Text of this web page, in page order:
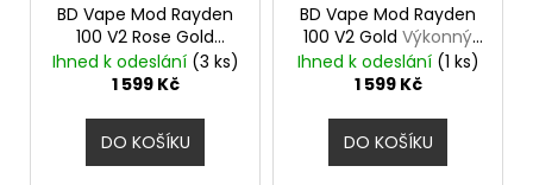
BD Vape Mod Rayden
100 V2 Rose Gold
Výkonný značkový
elektronický Grip
Ihned k odeslání (3 ks)
1 599 Kč
DO KOŠÍKU
BD Vape Mod Rayden
100 V2 Gold Výkonný
značkový elektronický
Grip
Ihned k odeslání (1 ks)
1 599 Kč
DO KOŠÍKU